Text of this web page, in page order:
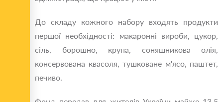
До складу кожного набору входять продукти
першої необхідності: макаронні вироби, цукор,
сіль, борошно, крупа, соняшникова олія,
консервована квасоля, тушковане м'ясо, паштет,
печиво.